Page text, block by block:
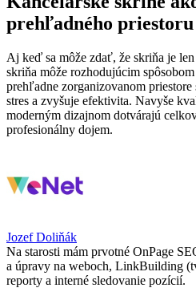
prehľadného priestoru
Aj keď sa môže zdať, že skriňa je
skriňa môže rozhodujúcim
prehľadne zorganizovanom priestore
stres a zvyšuje efektivita. Navyše
moderným dizajnom dotvárajú
profesionálny dojem.
Jozef Doliňák
Na starosti mám prvotné OnPage
a úpravy na weboch, LinkBuilding
reporty a interné sledovanie pozícií.